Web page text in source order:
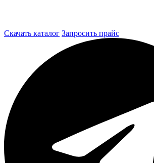
Скачать каталог Запросить прайс